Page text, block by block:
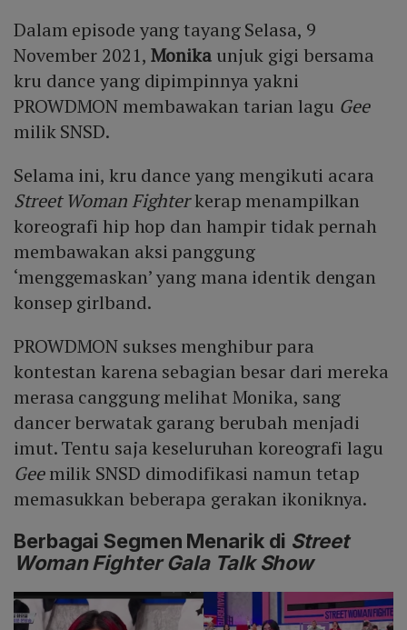
Dalam episode yang tayang Selasa, 9
November 2021, Monikaunjuk gigi bersama
kru dance yang dipimpinnya yakni
PROWDMON membawakan tarian lagu Gee
milik SNSD.
Selama ini, kru dance yang mengikuti acara
Street Woman Fighterkerap menampilkan
koreografi hip hop dan hampir tidak pernah
membawakan aksi panggung
‘menggemaskan’ yang mana identik dengan
konsep girlband.
PROWDMON sukses menghibur para
kontestan karena sebagian besar dari mereka
merasa canggung melihat Monika, sang
dancer berwatak garang berubah menjadi
imut. Tentu saja keseluruhan koreografi lagu
Geemilik SNSD dimodifikasi namun tetap
memasukkan beberapa gerakan ikoniknya.
Berbagai Segmen Menarik di Street
Woman Fighter Gala Talk Show